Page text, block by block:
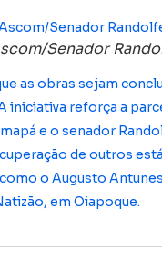
Senador
as obras sejam
iniciativa reforça a
e o senador
de outros
o Augusto
em Oiapoque.